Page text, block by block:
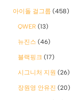
아이돌 걸그룹 (458)
QWER (13)
뉴진스 (46)
블랙핑크 (17)
시그니처 지원 (26)
장원영 안유진 (20)